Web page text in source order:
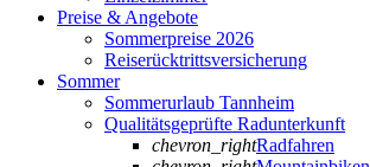
Preise & Angebote
Sommerpreise 2026
Reiserücktrittsversicherung
Sommer
Sommerurlaub Tannheim
Qualitätsgeprüfte Radunterkunft
chevron_rightRadfahren